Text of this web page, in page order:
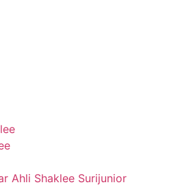
Ahli Shaklee Surijunior